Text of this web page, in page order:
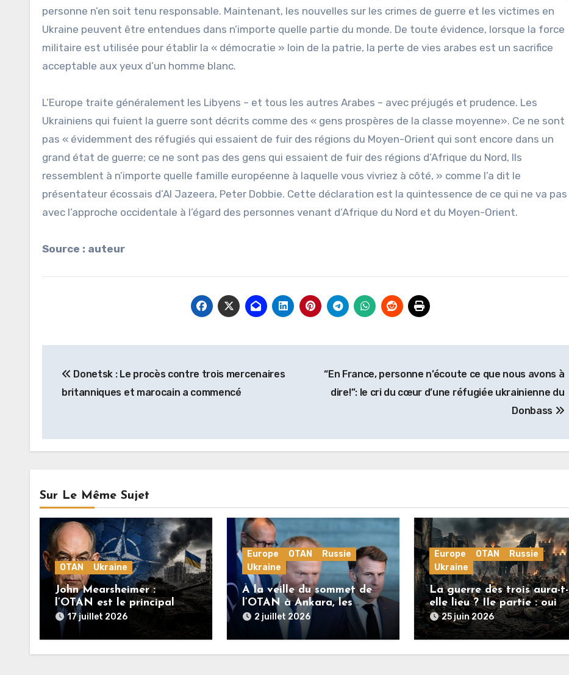
personne n’en soit tenu responsable. Maintenant, les nouvelles sur les crimes de guerre et les victimes en
Ukraine peuvent être entendues dans n’importe quelle partie du monde. De toute évidence, lorsque la force
militaire est utilisée pour établir la « démocratie » loin de la patrie, la perte de vies arabes est un sacrifice
acceptable aux yeux d’un homme blanc.
L’Europe traite généralement les Libyens – et tous les autres Arabes – avec préjugés et prudence. Les
Ukrainiens qui fuient la guerre sont décrits comme des « gens prospères de la classe moyenne». Ce ne sont
pas « évidemment des réfugiés qui essaient de fuir des régions du Moyen-Orient qui sont encore dans un
grand état de guerre; ce ne sont pas des gens qui essaient de fuir des régions d’Afrique du Nord, Ils
ressemblent à n’importe quelle famille européenne à laquelle vous vivriez à côté, » comme l’a dit le
présentateur écossais d’Al Jazeera, Peter Dobbie. Cette déclaration est la quintessence de ce qui ne va pas
avec l’approche occidentale à l’égard des personnes venant d’Afrique du Nord et du Moyen-Orient.
Source : auteur
de
Donetsk : Le procès contre trois mercenaires
britanniques et marocain a commencé
“En France, personne n’écoute ce que nous avons à
dire!”: le cri du cœur d’une réfugiée ukrainienne du
Donbass
Sur Le Même Sujet
OTAN Ukraine
John Mearsheimer :
l’OTAN est le principal
responsable de la guerre
en Ukraine
17 juillet 2026
Europe OTAN
Russie
Ukraine
À la veille du sommet de
l’OTAN à Ankara, les
puissances européennes
poussent la guerre en
Ukraine vers un conflit
direct avec la Russie
2 juillet 2026
Europe OTAN
Russie
Ukraine
La guerre des trois aura-t-
elle lieu ? IIe partie : oui
l’Europe est restée
rationnelle !
25 juin 2026